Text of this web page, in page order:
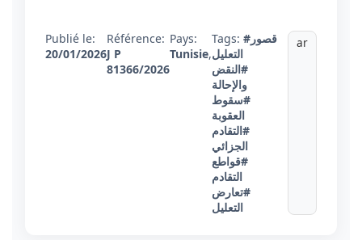
Publié le:
20/01/2026
Référence:
J P
81366/2026
Pays:
Tunisie,
Tags: #قصور
التعليل
#النقض
والإحالة
#سقوط
العقوبة
#التقادم
الجزائي
#قواطع
التقادم
#تعارض
التعليل
ar